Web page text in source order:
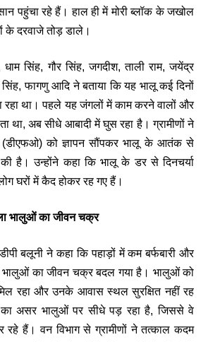
पहुंचा रहे हैं। हाल ही में मोरी ब्लॉक के जखोल
के दरवाजे तोड़ डाले।
धाम सिंह, गौर सिंह, जगदीश, ताली राम, जयेंद्र
सिंह, फागणु आदि ने बताया कि यह भालू कई दिनों
था। पहले यह जंगलों में काम करने वालों और
था, अब सीधे आबादी में घुस रहा है। ग्रामीणों ने
(डीएफओ) को ज्ञापन सौंपकर भालू के आतंक से
की है। उन्होंने कहा कि भालू के डर से दिनचर्या
घरों में कैद होकर रह गए हैं।
भालुओं का जीवन चक्र
बलूनी ने कहा कि पहाड़ों में कम बर्फबारी और
का जीवन चक्र बदल गया है। भालुओं को
रहा और उनके आवास स्थल सुरक्षित नहीं रह
का असर भालुओं पर सीधे पड़ रहा है, जिससे वे
हैं। वन विभाग से ग्रामीणों ने तत्काल कदम